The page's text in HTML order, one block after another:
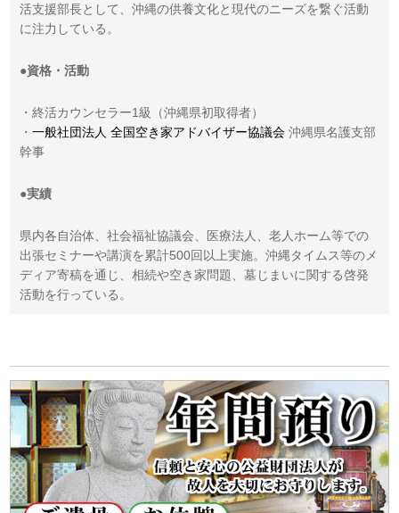
活支援部長として、沖縄の供養文化と現代のニーズを繋ぐ活動
に注力している。
●資格・活動
・終活カウンセラー1級（沖縄県初取得者）
・一般社団法人 全国空き家アドバイザー協議会 沖縄県名護支部
幹事
●実績
県内各自治体、社会福祉協議会、医療法人、老人ホーム等での
出張セミナーや講演を累計500回以上実施。沖縄タイムス等のメ
ディア寄稿を通じ、相続や空き家問題、墓じまいに関する啓発
活動を行っている。